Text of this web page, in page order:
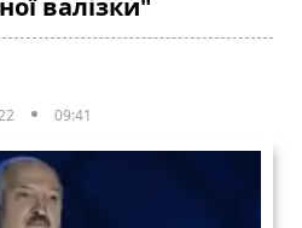
валізки"
09:41